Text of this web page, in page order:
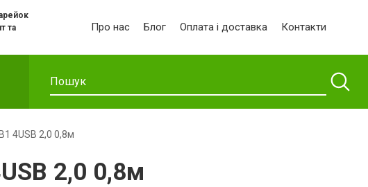
та
Про нас Блог Оплата і доставка Контакти
4USB 2,0 0,8м
2,0 0,8м